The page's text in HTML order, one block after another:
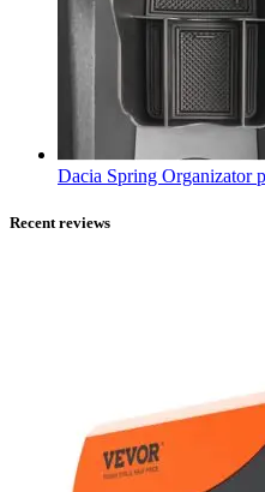
Dacia Spring Organizator
Recent reviews